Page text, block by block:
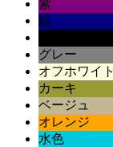
紫
紺
グレー
オフホワイト
カーキ
ベージュ
オレンジ
水色